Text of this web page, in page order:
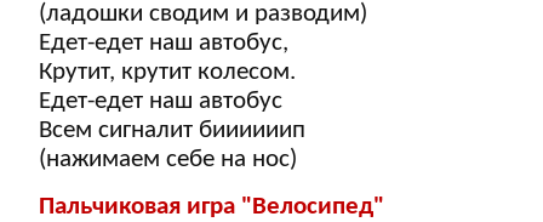
(ладошки сводим и разводим)
Едет-едет наш автобус,
Крутит, крутит колесом.
Едет-едет наш автобус
Всем сигналит биииииип
(нажимаем себе на нос)
Пальчиковая игра "Велосипед"